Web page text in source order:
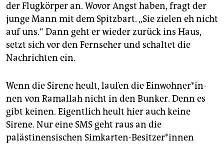
der Flugkörper an. Wovor Angst haben, fragt der
junge Mann mit dem Spitzbart. „Sie zielen eh nicht
auf uns.“ Dann geht er wieder zurück ins Haus,
setzt sich vor den Fernseher und schaltet die
Nachrichten ein.
Wenn die Sirene heult, laufen die Ein­woh­ne­r*in­
nen von Ramallah nicht in den Bunker. Denn es
gibt keinen. Eigentlich heult hier auch keine
Sirene. Nur eine SMS geht raus an die
palästinensischen Simkarten-Besitzer*innen